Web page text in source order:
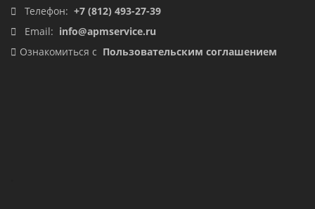
Телефон: +7 (812) 493-27-39
Email: info@apmservice.ru
Ознакомиться с Пользовательским соглашением